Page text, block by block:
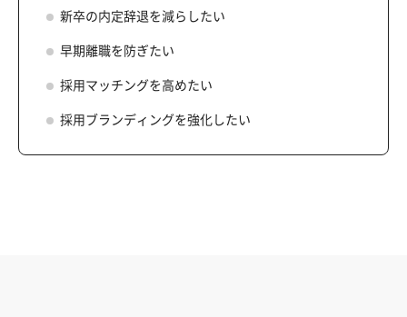
新卒の内定辞退を減らしたい
早期離職を防ぎたい
採用マッチングを高めたい
採用ブランディングを強化したい